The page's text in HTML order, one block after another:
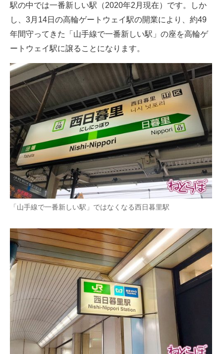
ちょっと気になるネットの話題
駅の中では一番新しい駅（2020年2月現在）です。しか
し、3月14日の高輪ゲートウェイ駅の開業により、約49
年間守ってきた「山手線で一番新しい駅」の座を高輪ゲ
ートウェイ駅に譲ることになります。
「山手線で一番新しい駅」ではなくなる西日暮里駅